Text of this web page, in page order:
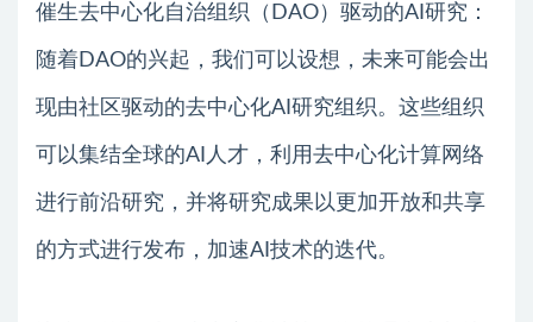
催生去中心化自治组织（DAO）驱动的AI研究：
随着DAO的兴起，我们可以设想，未来可能会出
现由社区驱动的去中心化AI研究组织。这些组织
可以集结全球的AI人才，利用去中心化计算网络
进行前沿研究，并将研究成果以更加开放和共享
的方式进行发布，加速AI技术的迭代。